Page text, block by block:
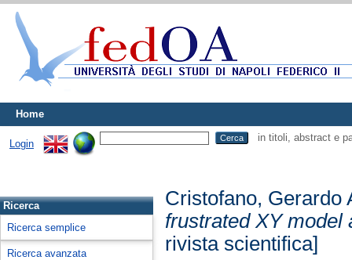
Home
Login
in titoli, abstract e
Ricerca
Ricerca semplice
Ricerca avanzata
Cristofano, Gerardo
frustrated XY model
rivista scientifica]